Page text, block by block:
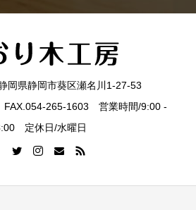
問
見
学
県静岡市葵区瀬名川1-27-53
265-1603 営業時間/9:00 -
定休日/水曜日